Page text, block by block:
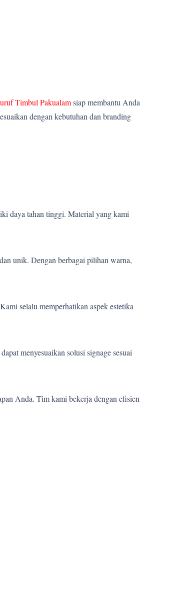
Timbul Pakualamsiap membantu Anda
dengan kebutuhan dan branding
daya tahan tinggi. Material yang kami
unik. Dengan berbagai pilihan warna,
selalu memperhatikan aspek estetika
menyesuaikan solusi signage sesuai
Anda. Tim kami bekerja dengan efisien